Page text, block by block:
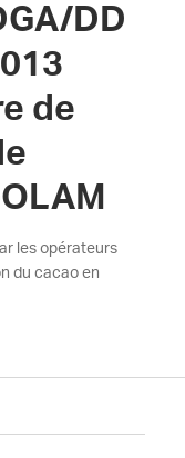
DD
de
les opérateurs
du cacao en